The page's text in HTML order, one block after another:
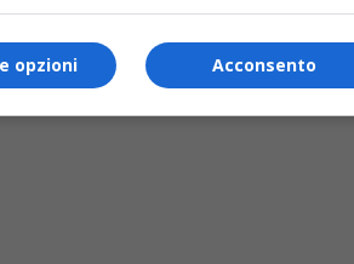
riservato agli
indice il concorso letterario
Acconsento
opzioni